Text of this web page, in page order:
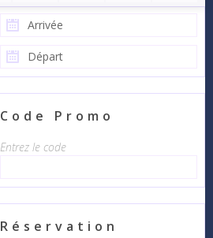
Code Promo
Entrez le code
Réservation